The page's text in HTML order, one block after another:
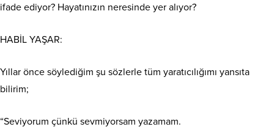
ifade ediyor? Hayatınızın neresinde yer alıyor?
HABİL YAŞAR:
Yıllar önce söylediğim şu sözlerle tüm yaratıcılığımı yansıta
bilirim;
“Seviyorum çünkü sevmiyorsam yazamam.